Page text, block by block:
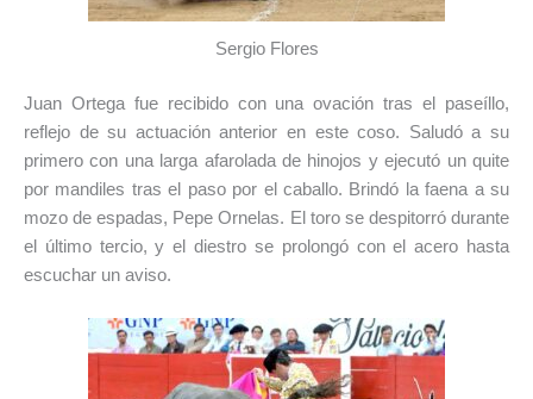
Sergio Flores
Juan Ortega fue recibido con una ovación tras el paseíllo,
reflejo de su actuación anterior en este coso. Saludó a su
primero con una larga afarolada de hinojos y ejecutó un quite
por mandiles tras el paso por el caballo. Brindó la faena a su
mozo de espadas, Pepe Ornelas. El toro se despitorró durante
el último tercio, y el diestro se prolongó con el acero hasta
escuchar un aviso.